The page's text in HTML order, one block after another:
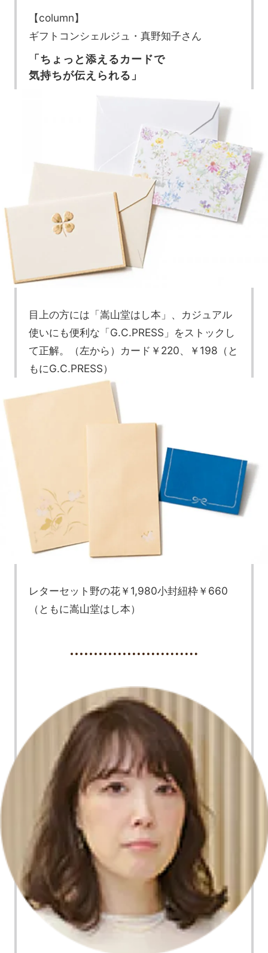
【column】
ギフトコンシェルジュ・真野知子さん
「ちょっと添えるカードで
気持ちが伝えられる」
目上の方には「嵩山堂はし本」、カジュアル
使いにも便利な「G.C.PRESS」をストックし
て正解。（左から）カード￥220、￥198（と
もにG.C.PRESS）
レターセット野の花￥1,980小封紐枠￥660
（ともに嵩山堂はし本）